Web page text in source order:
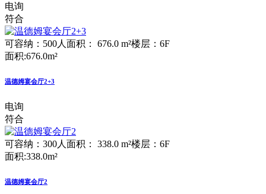
电询
符合
可容纳：500人 面积： 676.0 m²楼层：6F
面积:676.0m²
温德姆宴会厅2+3
电询
符合
可容纳：300人 面积： 338.0 m²楼层：6F
面积:338.0m²
温德姆宴会厅2